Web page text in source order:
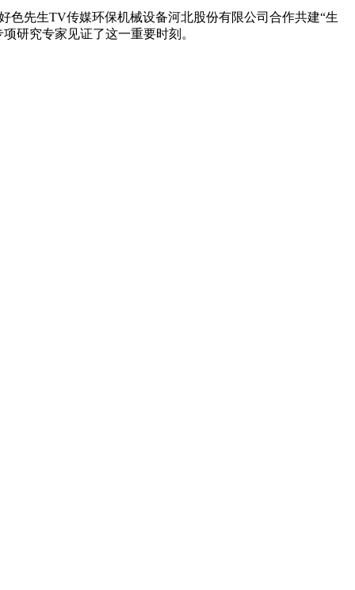
色先生TV传媒环保机械设备河北股份有限公司合作共建“生
研究专家见证了这一重要时刻。